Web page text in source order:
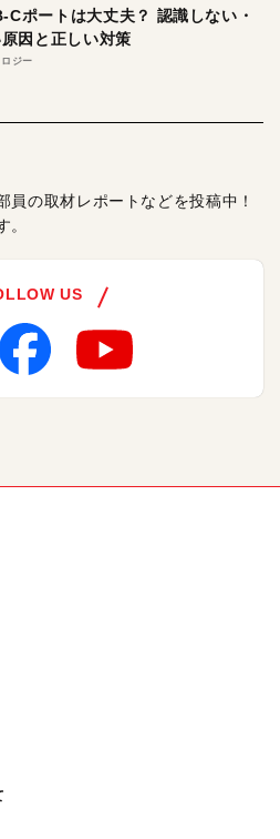
Cポートは大丈夫？ 認識しない・
因と正しい対策
ジー
員の取材レポートなどを投稿中！
。
US